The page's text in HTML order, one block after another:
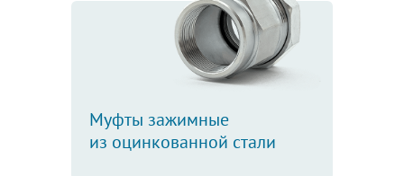
Муфты зажимные
из оцинкованной стали